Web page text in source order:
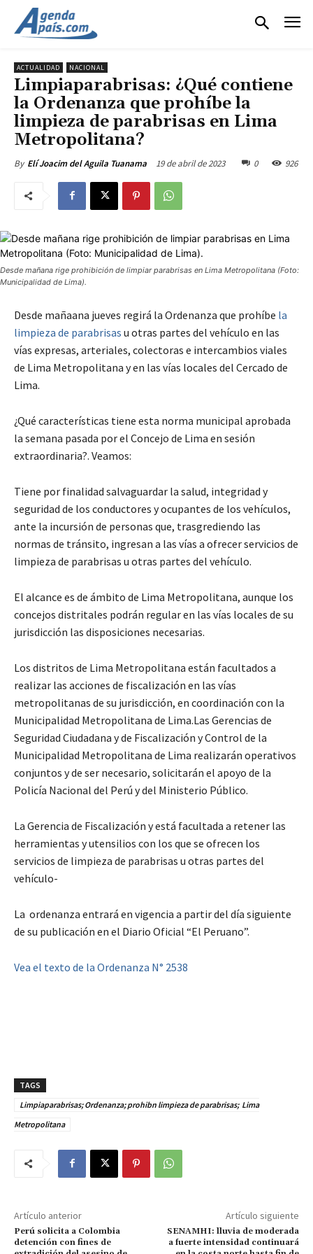
ACTUALIDAD NACIONAL
Limpiaparabrisas: ¿Qué contiene
la Ordenanza que prohíbe la
limpieza de parabrisas en Lima
Metropolitana?
By Elí Joacim del Aguila Tuanama 19 de abril de 2023 0 926
Desde mañana rige prohibición de limpiar parabrisas en Lima Metropolitana (Foto:
Municipalidad de Lima).
Desde mañaana jueves regirá la Ordenanza que prohíbe la
limpieza de parabrisas u otras partes del vehículo en las
vías expresas, arteriales, colectoras e intercambios viales
de Lima Metropolitana y en las vías locales del Cercado de
Lima.
¿Qué características tiene esta norma municipal aprobada
la semana pasada por el Concejo de Lima en sesión
extraordinaria?. Veamos:
Tiene por finalidad salvaguardar la salud, integridad y
seguridad de los conductores y ocupantes de los vehículos,
ante la incursión de personas que, trasgrediendo las
normas de tránsito, ingresan a las vías a ofrecer servicios de
limpieza de parabrisas u otras partes del vehículo.
El alcance es de ámbito de Lima Metropolitana, aunque los
concejos distritales podrán regular en las vías locales de su
jurisdicción las disposiciones necesarias.
Los distritos de Lima Metropolitana están facultados a
realizar las acciones de fiscalización en las vías
metropolitanas de su jurisdicción, en coordinación con la
Municipalidad Metropolitana de Lima.Las Gerencias de
Seguridad Ciudadana y de Fiscalización y Control de la
Municipalidad Metropolitana de Lima realizarán operativos
conjuntos y de ser necesario, solicitarán el apoyo de la
Policía Nacional del Perú y del Ministerio Público.
La Gerencia de Fiscalización y está facultada a retener las
herramientas y utensilios con los que se ofrecen los
servicios de limpieza de parabrisas u otras partes del
vehículo-
La ordenanza entrará en vigencia a partir del día siguiente
de su publicación en el Diario Oficial “El Peruano”.
Vea el texto de la Ordenanza N° 2538
TAGS
Limpiaparabrisas; Ordenanza; prohibn limpieza de parabrisas; Lima
Metropolitana
Artículo anterior
Perú solicita a Colombia
detención con fines de
Artículo siguiente
SENAMHI: lluvia de moderada
a fuerte intensidad continuará